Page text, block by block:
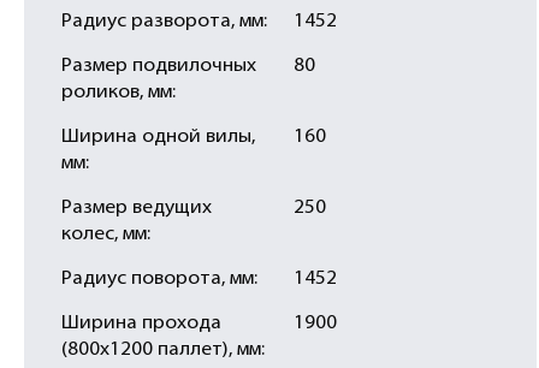
Радиус разворота, мм: 1452
Размер подвилочных
роликов, мм:
80
Ширина одной вилы,
мм:
160
Размер ведущих
колес, мм:
250
Радиус поворота, мм: 1452
Ширина прохода
(800х1200 паллет), мм:
1900